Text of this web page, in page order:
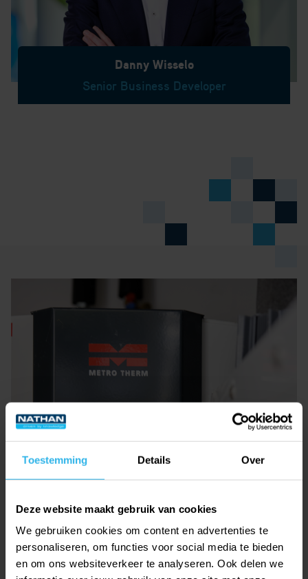
Toestemming Details Over
Deze website maakt gebruik van cookies
We gebruiken cookies om content en advertenties te
personaliseren, om functies voor social media te bieden
en om ons websiteverkeer te analyseren. Ook delen we
Danny Wisselo
Senior Business Developer